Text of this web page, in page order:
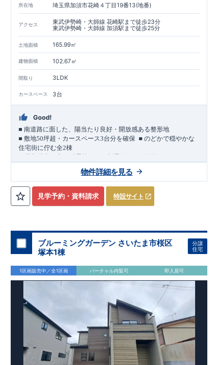
所在地 埼玉県加須市花崎４丁目19番13(地番)
アクセス
東武伊勢崎・大師線 花崎駅まで徒歩23分
東武伊勢崎・大師線 加須駅まで徒歩25分
土地面積 165.99㎡
建物面積 102.67㎡
間取り 3LDK
カースペース 3台
Good!
■南道路に面した、陽当たり良好・開放感ある整形地
■敷地50坪超・カースペース3台分を確保 ​■のどかで穏やかな
住宅街に佇む全2棟
（長期優良住宅／耐震等級３・制震ダンパー採用）
たりに恵まれた立地。
あり、
採光・通風・プライバシー性にも配慮した敷地計画で
す。
加須 徒歩13分
間取りのポイント
■ 1
号棟 LDK約19.5 帖のゆとりあるリビング ​陽当たりよく開放
感があります。
■共通
・主寝室は将来仕切れる可変型プラン ・2階洋室2部屋にウォー
クインクローゼット設置
太陽光発電（フラットプラン）採用 月額サービス料
ホテルライクで実用的な洗面空間 （オープンサニタリーirodori
詳細ページへ）
家計にやさしい住宅性能
長期優良住宅 住宅ローン控除額の優遇、 固定資産税の減額期間
延長など 税制面でのメリットが受けられます。
見学予約・資料請求 特設サイト
物件詳細を見る
ブルーミングガーデン さいたま市桜区
塚本1棟
分譲
住宅
1区画販売中／全1区画 バーチャル内覧可 即入居可